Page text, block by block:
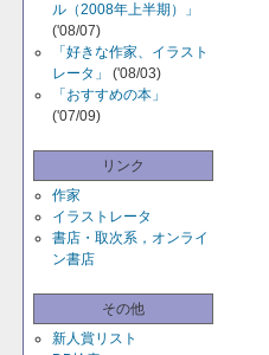
ル（2008年上半期）」
('08/07)
「好きな作家、イラスト
レータ」
('08/03)
「おすすめの本」
('07/09)
リンク
作家
イラストレータ
書店・取次系，オンライ
ン書店
その他
新人賞リスト